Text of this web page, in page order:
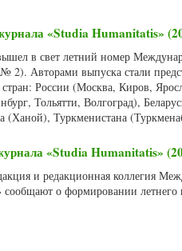
«Studia Humanitatis»
в свет летний номер
2). Авторами выпуска стали
России (Москва, Киров,
Тольятти, Волгоград),
(Ханой), Туркменистана
«Studia Humanitatis»
и редакционная коллегия
сообщают о формировании